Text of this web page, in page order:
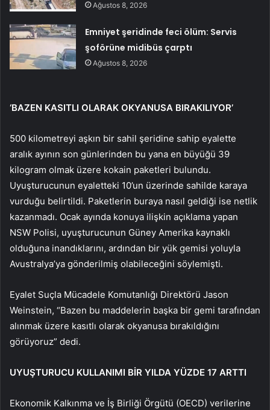
Ağustos 8, 2026
Emniyet şeridinde feci ölüm: Servis
şoförüne midibüs çarptı
Ağustos 8, 2026
‘BAZEN KASITLI OLARAK OKYANUSA BIRAKILIYOR’
500 kilometreyi aşkın bir sahil şeridine sahip eyalette
aralık ayının son günlerinden bu yana en büyüğü 39
kilogram olmak üzere kokain paketleri bulundu.
Uyuşturucunun eyaletteki 10’un üzerinde sahilde karaya
vurduğu belirtildi. Paketlerin buraya nasıl geldiği ise netlik
kazanmadı. Ocak ayında konuya ilişkin açıklama yapan
NSW Polisi, uyuşturucunun Güney Amerika kaynaklı
olduğuna inandıklarını, ardından bir yük gemisi yoluyla
Avustralya’ya gönderilmiş olabileceğini söylemişti.
Eyalet Suçla Mücadele Komutanlığı Direktörü Jason
Weinstein, “Bazen bu maddelerin başka bir gemi tarafından
alınmak üzere kasıtlı olarak okyanusa bırakıldığını
görüyoruz” dedi.
UYUŞTURUCU KULLANIMI BİR YILDA YÜZDE 17 ARTTI
Ekonomik Kalkınma ve İş Birliği Örgütü (OECD) verilerine